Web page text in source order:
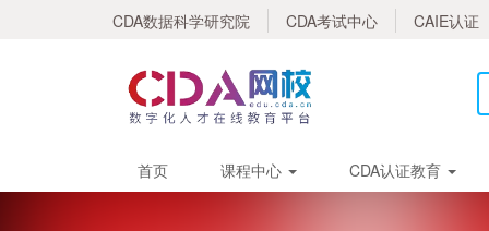
CDA数据科学研究院 CDA考试中心 CAIE认证
首页 课程中心 CDA认证教育